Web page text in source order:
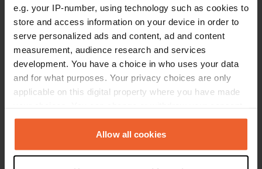
e.g. your IP-number, using technology such as cookies to
store and access information on your device in order to
serve personalized ads and content, ad and content
measurement, audience research and services
development. You have a choice in who uses your data
and for what purposes. Your privacy choices are only
applicable on this digital property where you have made
any time from the Cookie Declaration or by clicking on
the Privacy trigger icon.Allow all cookies
Waren Sie schon einmal hier?
Kontakt
85338, Kostanjica, Montenegro